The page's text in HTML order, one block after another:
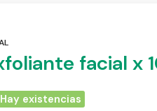
facial x
Hay existencias